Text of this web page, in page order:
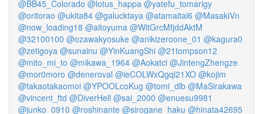
@BB45_Colorado @lotus_happa @yatefu_tomarigy
@oritorao @ukita84 @galucktaya @atamaitai6 @MasakiVn
@now_loading18 @aitoyuma @WitGrcMfjddAktM
@32100100 @ozawakyosuke @anikizeroone_01 @kagura0
@zetigoya @sunainu @YinKuangShi @21tompson12
@mito_mi_to @mikawa_1964 @Aokatci @JintengZhengze
@mor0moro @deneroval @ieCOLWxQgql21XO @kojim
@takaotakaomoi @YPOOLcoKug @tomi_dlb @MaSirakawa
@vincent_ftd @DiverHell @sai_2000 @enuesu9981
@junko_0910 @roshinante @sirogane_haku @hinata42695